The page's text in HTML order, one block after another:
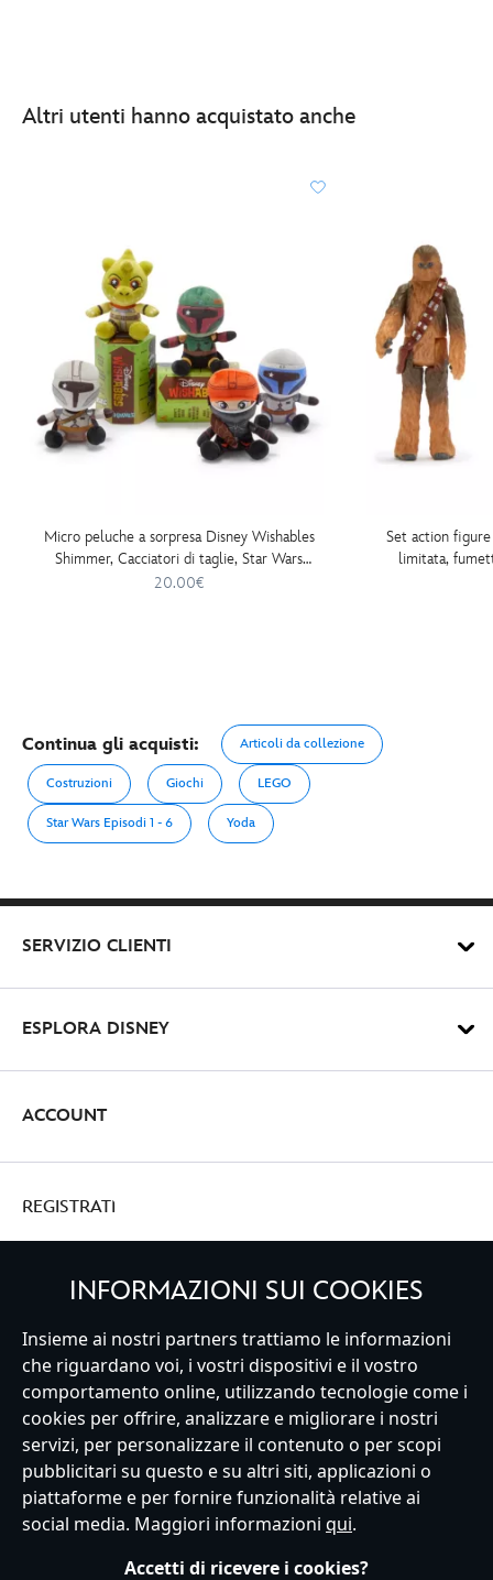
Altri utenti hanno acquistato anche
Micro peluche a sorpresa Disney Wishables
Shimmer, Cacciatori di taglie, Star Wars
Day: May the 4th Be With You 2026, 14
20.00€
Set action
limitata,
Continua gli acquisti: Articoli da collezione
Costruzioni Giochi LEGO
Star Wars Episodi 1 - 6 Yoda
SERVIZIO CLIENTI
ESPLORA DISNEY
ACCOUNT
REGISTRATI
Italy
Servizio Clienti Termini d'Uso Trova Negozio
Mappa del Sito
Normativa Europea sul trattamento dei dati personali
Informativa sulla privacy
Politica dei Cookie
Informativa sulla privacy UE
Termini e Condizioni generali
Gestisci le impostazioni dei Cookies
s172 Statements
INFORMAZIONI SUI COOKIES
Insieme ai nostri partners trattiamo le informazioni
che riguardano voi, i vostri dispositivi e il vostro
comportamento online, utilizzando tecnologie come i
cookies per offrire, analizzare e migliorare i nostri
servizi, per personalizzare il contenuto o per scopi
pubblicitari su questo e su altri siti, applicazioni o
piattaforme e per fornire funzionalità relative ai
social media. Maggiori informazioni qui.
Accetti di ricevere i cookies?